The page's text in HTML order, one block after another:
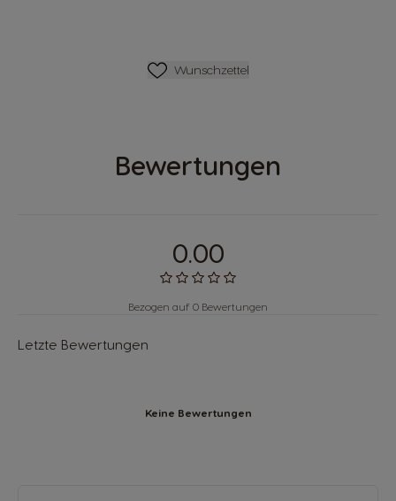
Wunschliste
Wunschzettel
Bewertungen
0.00
Bezogen auf 0 Bewertungen
Letzte Bewertungen
Keine Bewertungen